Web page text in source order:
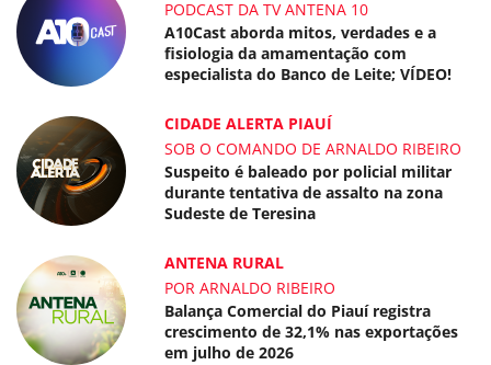
PODCAST DA TV ANTENA 10
A10Cast aborda mitos, verdades e a
fisiologia da amamentação com
especialista do Banco de Leite; VÍDEO!
CIDADE ALERTA PIAUÍ
SOB O COMANDO DE ARNALDO RIBEIRO
Suspeito é baleado por policial militar
durante tentativa de assalto na zona
Sudeste de Teresina
ANTENA RURAL
POR ARNALDO RIBEIRO
Balança Comercial do Piauí registra
crescimento de 32,1% nas exportações
em julho de 2026